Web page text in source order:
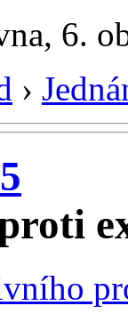
6.
›
5